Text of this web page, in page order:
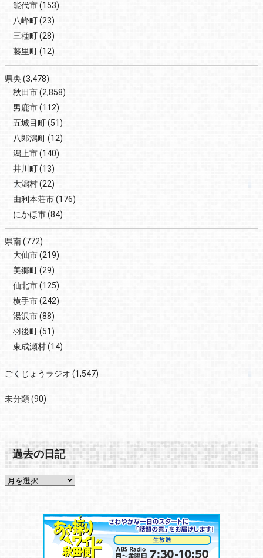
能代市(153)
八峰町(23)
三種町(28)
藤里町(12)
県央(3,478)
秋田市(2,858)
男鹿市(112)
五城目町(51)
八郎潟町(12)
潟上市(140)
井川町(13)
大潟村(22)
由利本荘市(176)
にかほ市(84)
県南(772)
大仙市(219)
美郷町(29)
仙北市(125)
横手市(242)
湯沢市(88)
羽後町(51)
東成瀬村(14)
ごくじょうラジオ (1,547)
未分類(90)
過去の日記